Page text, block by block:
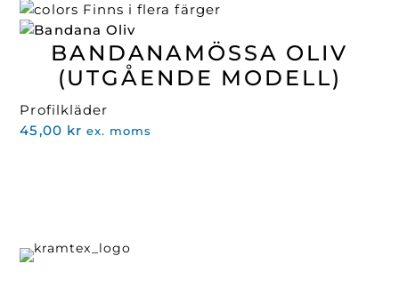
ursprungliga
priset
var:
45,00 kr.
nuvarande
är:
5,00 kr.
Finns i flera färger
BANDANAMÖSSA OLIV
(UTGÅENDE MODELL)
Profilkläder
45,00 kr ex. moms